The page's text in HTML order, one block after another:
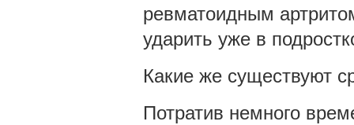
ревматоидным
ударить уже в
Какие же существуют
Потратив немного